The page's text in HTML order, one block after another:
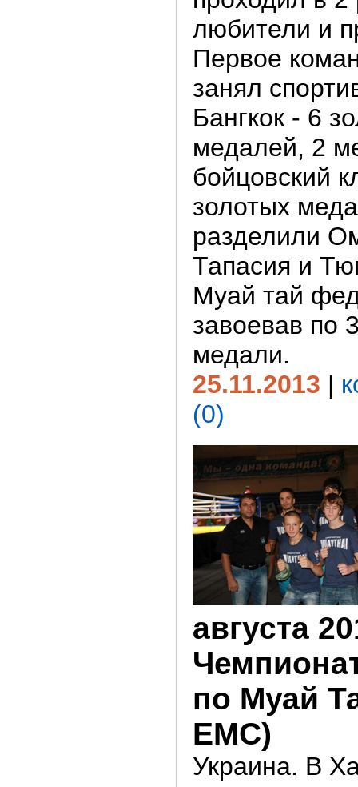
любители и
Первое
занял
Бангкок - 6
медалей, 2
бойцовский
золотых
разделили
Тапасия и
Муай тай
завоевав по
медали.
25.11.2013 |
(0)
августа
по Муай
EMC)
Украина. В